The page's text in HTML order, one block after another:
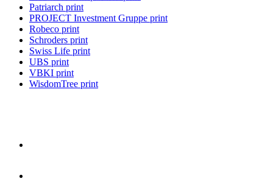
Patriarch print
PROJECT Investment Gruppe print
Robeco print
Schroders print
Swiss Life print
UBS print
VBKI print
WisdomTree print